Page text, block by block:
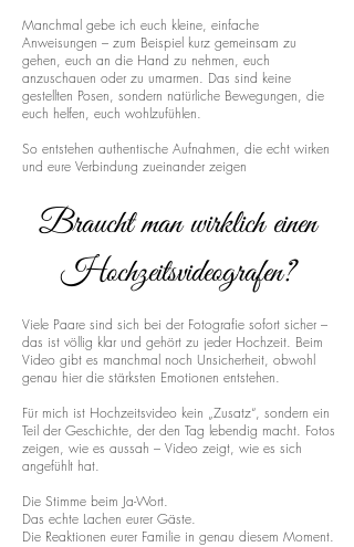
Manchmal gebe ich euch kleine, einfache
Anweisungen – zum Beispiel kurz gemeinsam zu
gehen, euch an die Hand zu nehmen, euch
anzuschauen oder zu umarmen. Das sind keine
gestellten Posen, sondern natürliche Bewegungen, die
euch helfen, euch wohlzufühlen.
So entstehen authentische Aufnahmen, die echt wirken
und eure Verbindung zueinander zeigen
Braucht man wirklich einen
Hochzeitsvideografen?
Viele Paare sind sich bei der Fotografie sofort sicher –
das ist völlig klar und gehört zu jeder Hochzeit. Beim
Video gibt es manchmal noch Unsicherheit, obwohl
genau hier die stärksten Emotionen entstehen.
Für mich ist Hochzeitsvideo kein „Zusatz“, sondern ein
Teil der Geschichte, der den Tag lebendig macht. Fotos
zeigen, wie es aussah – Video zeigt, wie es sich
angefühlt hat.
Die Stimme beim Ja-Wort.
Das echte Lachen eurer Gäste.
Die Reaktionen eurer Familie in genau diesem Moment.